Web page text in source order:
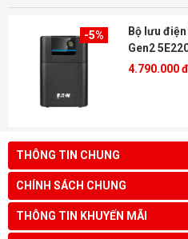
-5%
Bộ lưu
Gen2
4.790.000 đ
THÔNG TIN CHUNG
CHÍNH SÁCH CHUNG
THÔNG TIN KHUYẾN MÃI